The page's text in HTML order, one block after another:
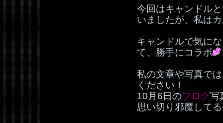
今回はキャンドル
いましたが、私は
キャンドルで気に
て、勝手にコラボ
私の文章や写真で
ください！
10月6日のブログ写
思い切り邪魔して